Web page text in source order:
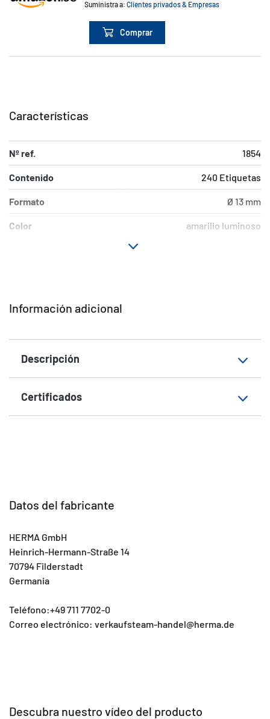
Suministra a:Clientes privados & Empresas
Comprar
Información adicional
Descripción
Certificados
Características
Nº ref. 1854
Contenido 240 Etiquetas
Formato Ø 13 mm
Color amarillo luminoso
EAN
Datos del fabricante
HERMA GmbH
Heinrich-Hermann-Straße 14
70794 Filderstadt
Germania
Teléfono:+49 711 7702-0
Correo electrónico: verkaufsteam-handel@herma.de
Descubra nuestro vídeo del producto